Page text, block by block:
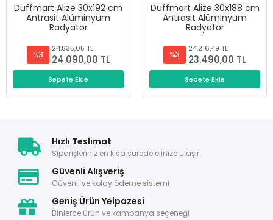
Duffmart Alize 30x192 cm
Antrasit Alüminyum
Radyatör
%3
24.835,05 TL
24.090,00 TL
Sepete Ekle
Duffmart Alize 30x188 cm
Antrasit Alüminyum
Radyatör
%3
24.216,49 TL
23.490,00 TL
Sepete Ekle
Hızlı Teslimat
Siparişleriniz en kısa sürede elinize ulaşır.
Güvenli Alışveriş
Güvenli ve kolay ödeme sistemi
Geniş Ürün Yelpazesi
Binlerce ürün ve kampanya seçeneği